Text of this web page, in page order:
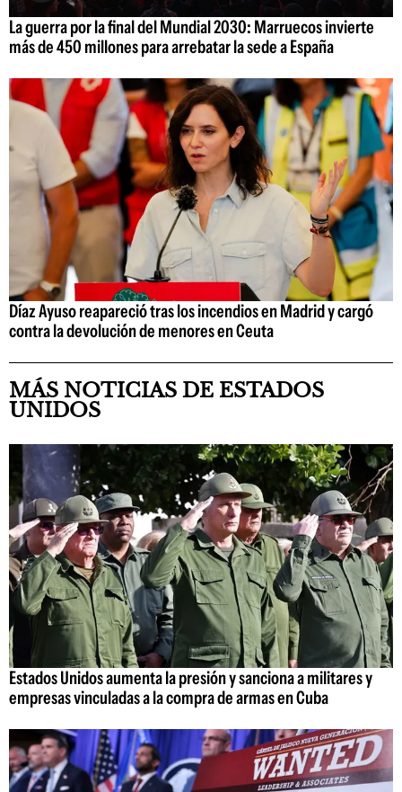
La guerra por la final del Mundial 2030: Marruecos invierte
más de 450 millones para arrebatar la sede a España
Díaz Ayuso reapareció tras los incendios en Madrid y cargó
contra la devolución de menores en Ceuta
MÁS NOTICIAS DE ESTADOS
UNIDOS
Estados Unidos aumenta la presión y sanciona a militares y
empresas vinculadas a la compra de armas en Cuba